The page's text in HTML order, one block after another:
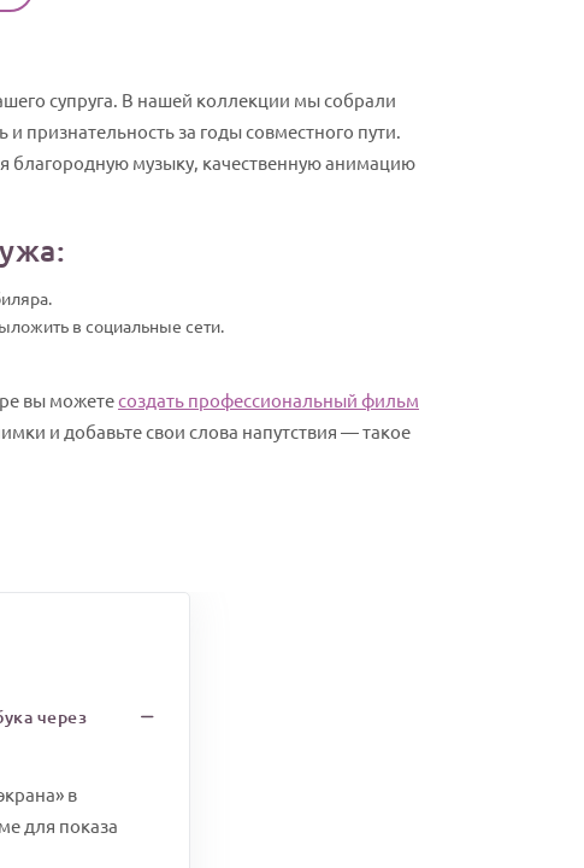
супруга. В нашей коллекции мы собрали
признательность за годы совместного пути.
благородную музыку, качественную анимацию
в социальные сети.
вы можетесоздать профессиональный фильм
и добавьте свои слова напутствия — такое
через
в
для показа